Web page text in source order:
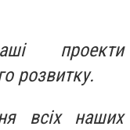
проекти
розвитку.
всіх наших